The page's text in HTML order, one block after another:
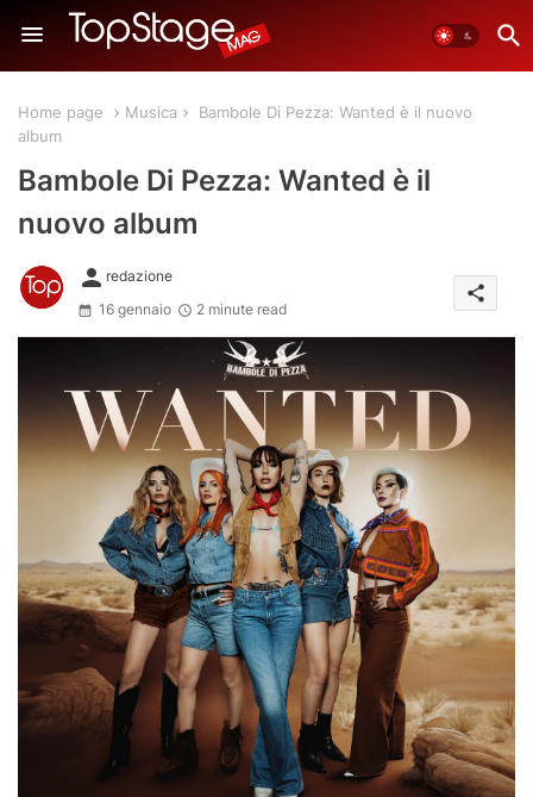
Home page Musica
Bambole Di Pezza: Wanted è il nuovo
album
Bambole Di Pezza: Wanted è il
nuovo album
person redazione
16 gennaio
2 minute read
share